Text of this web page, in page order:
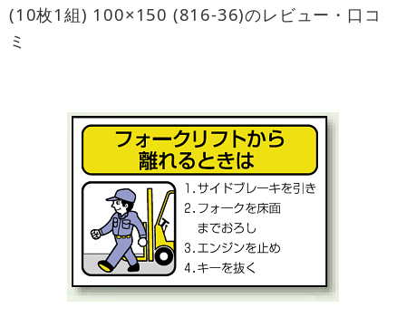
(10枚1組) 100×150 (816-36)のレビュー・口コ
ミ